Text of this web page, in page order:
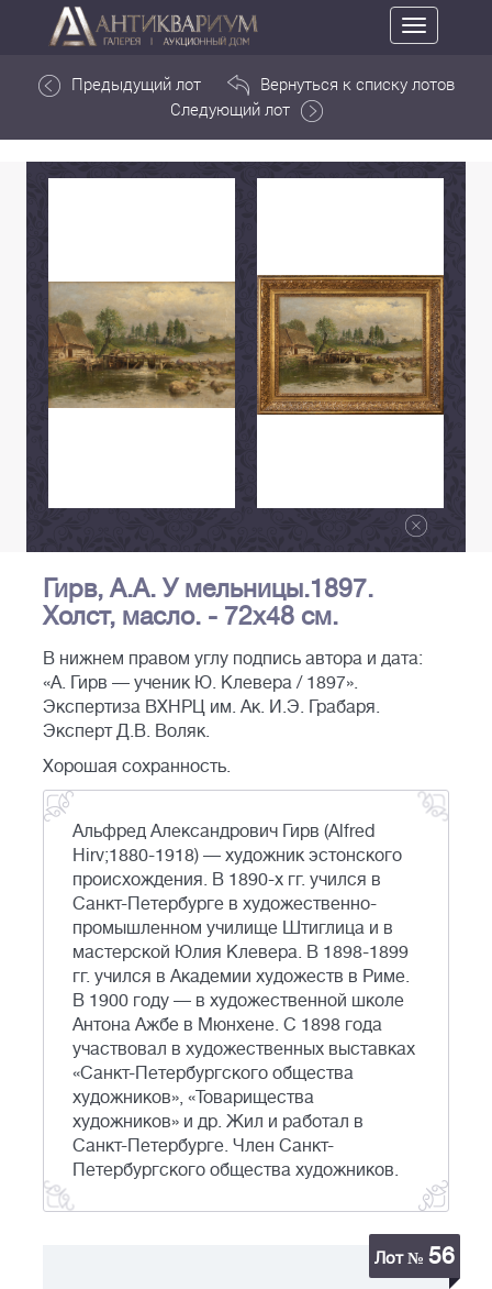
Toggle
navigation
Предыдущий лот
Вернуться к списку лотов
Следующий лот
Гирв, А.А. У мельницы.1897.
Холст, масло. - 72x48 см.
В нижнем правом углу подпись автора и дата:
«А. Гирв — ученик Ю. Клевера / 1897».
Экспертиза ВХНРЦ им. Ак. И.Э. Грабаря.
Эксперт Д.В. Воляк.
Хорошая сохранность.
Альфред Александрович Гирв (Alfred
Hirv;1880-1918) — художник эстонского
происхождения. В 1890-х гг. учился в
Санкт-Петербурге в художественно-
промышленном училище Штиглица и в
мастерской Юлия Клевера. В 1898-1899
гг. учился в Академии художеств в Риме.
В 1900 году — в художественной школе
Антона Ажбе в Мюнхене. С 1898 года
участвовал в художественных выставках
«Санкт-Петербургского общества
художников», «Товарищества
художников» и др. Жил и работал в
Санкт-Петербурге. Член Санкт-
Петербургского общества художников.
Лот № 56